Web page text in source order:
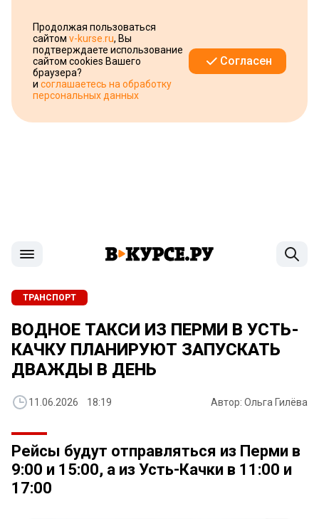
Продолжая пользоваться
сайтом v-kurse.ru, Вы
подтверждаете использование
сайтом cookies Вашего
браузера?
и соглашаетесь на обработку
персональных данных
Согласен
ТРАНСПОРТ
ВОДНОЕ ТАКСИ ИЗ ПЕРМИ В УСТЬ-
КАЧКУ ПЛАНИРУЮТ ЗАПУСКАТЬ
ДВАЖДЫ В ДЕНЬ
11.06.2026 18:19 Автор: Ольга Гилёва
Рейсы будут отправляться из Перми в
9:00 и 15:00, а из Усть-Качки в 11:00 и
17:00